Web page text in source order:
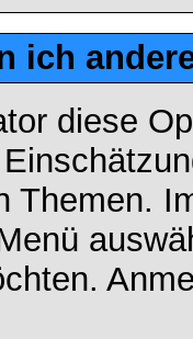
ich
diese
Themen.